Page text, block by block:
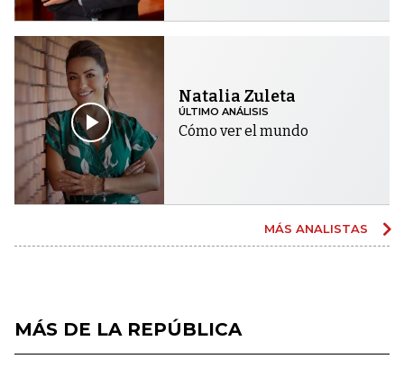
Natalia Zuleta
ÚLTIMO ANÁLISIS
Cómo ver el mundo
MÁS ANALISTAS
MÁS DE LA REPÚBLICA